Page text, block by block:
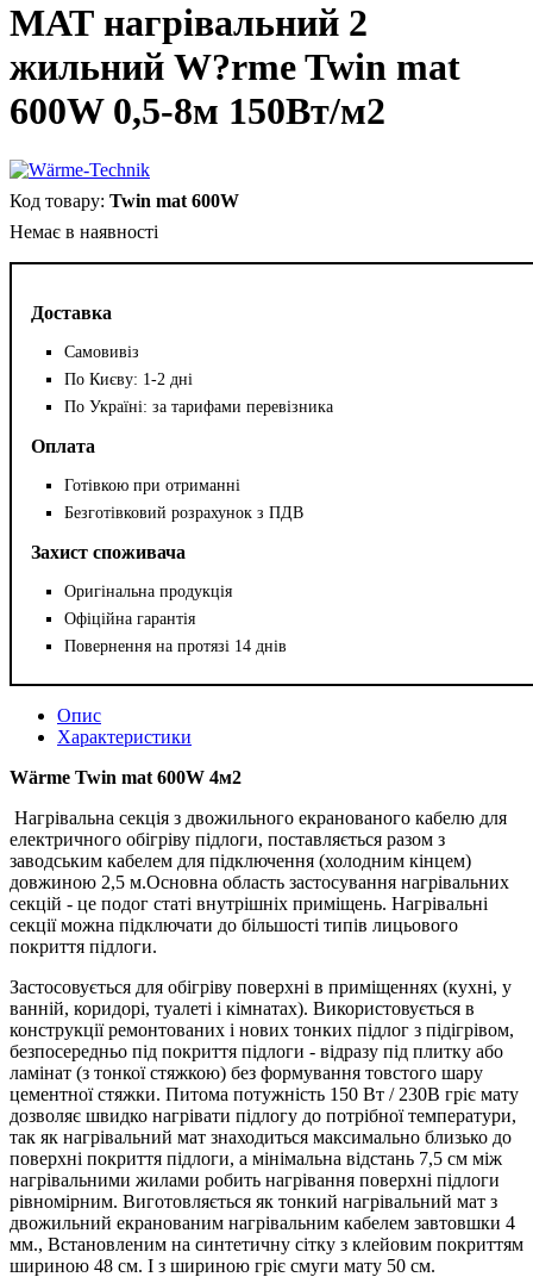
МАТ нагрівальний 2
жильний W?rme Twin mat
600W 0,5-8м 150Вт/м2
Twin mat 600W
Немає в наявності
Доставка
Самовивіз
По Києву: 1-2 дні
По Україні: за тарифами перевізника
Оплата
Готівкою при отриманні
Безготівковий розрахунок з ПДВ
Захист споживача
Оригінальна продукція
Офіційна гарантія
Повернення на протязі 14 днів
Опис
Характеристики
Wärme Twin mat 600W 4м2
Нагрівальна секція з двожильного екранованого кабелю для
електричного обігріву підлоги, поставляється разом з
заводським кабелем для підключення (холодним кінцем)
довжиною 2,5 м.Основна область застосування нагрівальних
секцій - це подог статі внутрішніх приміщень. Нагрівальні
секції можна підключати до більшості типів лицьового
покриття підлоги.
Застосовується для обігріву поверхні в приміщеннях (кухні, у
ванній, коридорі, туалеті і кімнатах). Використовується в
конструкції ремонтованих і нових тонких підлог з підігрівом,
безпосередньо під покриття підлоги - відразу під плитку або
ламінат (з тонкої стяжкою) без формування товстого шару
цементної стяжки. Питома потужність 150 Вт / 230В гріє мату
дозволяє швидко нагрівати підлогу до потрібної температури,
так як нагрівальний мат знаходиться максимально близько до
поверхні покриття підлоги, а мінімальна відстань 7,5 см між
нагрівальними жилами робить нагрівання поверхні підлоги
рівномірним. Виготовляється як тонкий нагрівальний мат з
двожильний екранованим нагрівальним кабелем завтовшки 4
мм., Встановленим на синтетичну сітку з клейовим покриттям
шириною 48 см. І з шириною гріє смуги мату 50 см.